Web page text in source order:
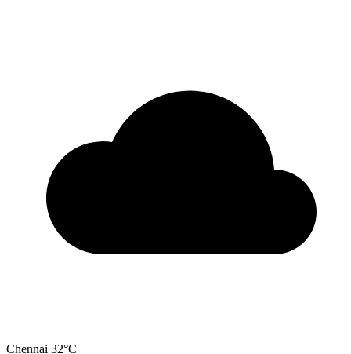
Chennai 32°C